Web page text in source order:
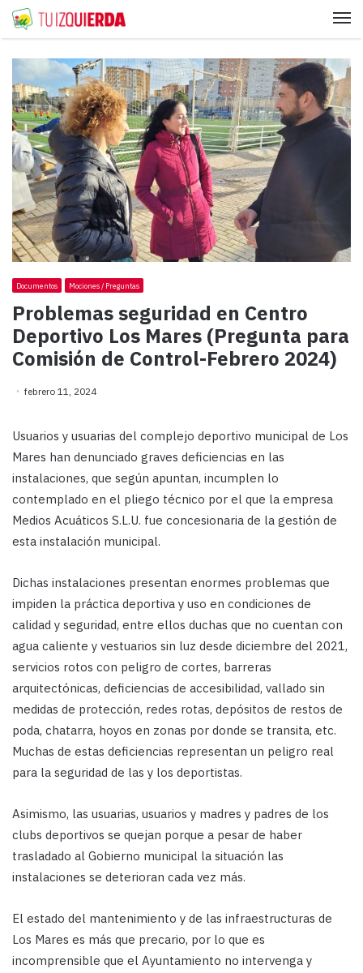
Documentos Mociones / Preguntas
Problemas seguridad en Centro
Deportivo Los Mares (Pregunta para
Comisión de Control-Febrero 2024)
febrero 11, 2024
Usuarios y usuarias del complejo deportivo municipal de Los
Mares han denunciado graves deficiencias en las
instalaciones, que según apuntan, incumplen lo
contemplado en el pliego técnico por el que la empresa
Medios Acuáticos S.L.U. fue concesionaria de la gestión de
esta instalación municipal.
Dichas instalaciones presentan enormes problemas que
impiden la práctica deportiva y uso en condiciones de
calidad y seguridad, entre ellos duchas que no cuentan con
agua caliente y vestuarios sin luz desde diciembre del 2021,
servicios rotos con peligro de cortes, barreras
arquitectónicas, deficiencias de accesibilidad, vallado sin
medidas de protección, redes rotas, depósitos de restos de
poda, chatarra, hoyos en zonas por donde se transita, etc.
Muchas de estas deficiencias representan un peligro real
para la seguridad de las y los deportistas.
Asimismo, las usuarias, usuarios y madres y padres de los
clubs deportivos se quejan porque a pesar de haber
trasladado al Gobierno municipal la situación las
instalaciones se deterioran cada vez más.
El estado del mantenimiento y de las infraestructuras de
Los Mares es más que precario, por lo que es
incomprensible que el Ayuntamiento no intervenga y